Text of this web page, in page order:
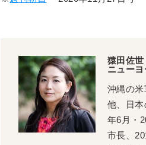
猿田佐
ニューヨ
沖縄の
他、日
年6月・
市長、